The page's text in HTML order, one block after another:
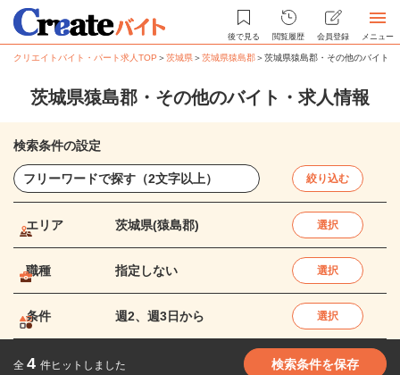
後で見る 閲覧履歴 会員登録 メニュー
クリエイトバイト・パート求人TOP ＞茨城県＞茨城県猿島郡＞茨城県猿島郡・その他のバイト
茨城県猿島郡・その他のバイト・求人情報
検索条件の設定
絞り込む
エリア 茨城県(猿島郡) 選択
職種 指定しない 選択
条件 週2、週3日から 選択
全 4 件ヒットしました 検索条件を保存